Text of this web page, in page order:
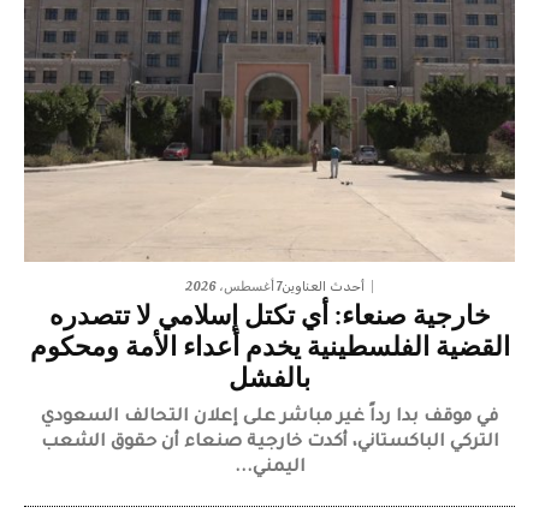
أحدث العناوين7 أغسطس، 2026
خارجية صنعاء: أي تكتل إسلامي لا تتصدره
القضية الفلسطينية يخدم أعداء الأمة ومحكوم
بالفشل
في موقف بدا رداً غير مباشر على إعلان التحالف السعودي
التركي الباكستاني، أكدت خارجية صنعاء أن حقوق الشعب
اليمني...